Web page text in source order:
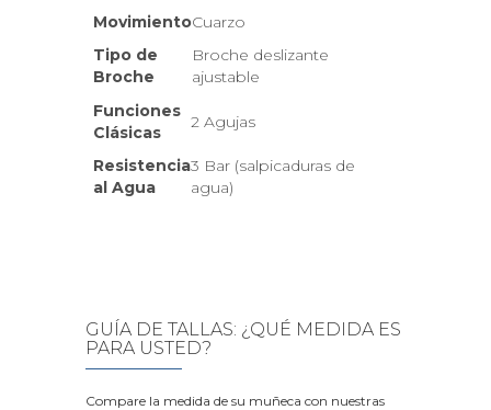
MovimientoCuarzo
Tipo de
Broche
Broche deslizante
ajustable
Funciones
Clásicas
2 Agujas
Resistencia
al Agua
3 Bar (salpicaduras de
agua)
GUÍA DE TALLAS: ¿QUÉ MEDIDA ES
PARA USTED?
Compare la medida de su muñeca con nuestras